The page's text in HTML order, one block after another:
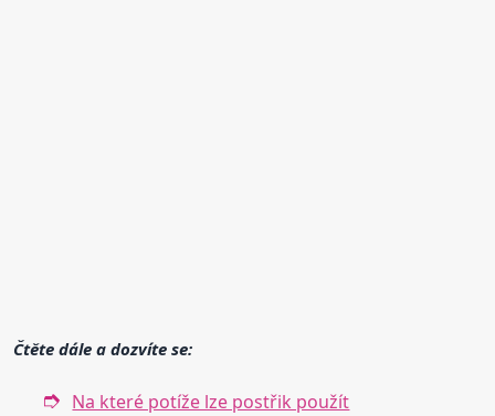
Čtěte dále a dozvíte se:
Na které potíže lze postřik použít